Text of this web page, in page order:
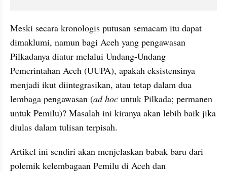
Meski secara kronologis putusan semacam itu dapat
dimaklumi, namun bagi Aceh yang pengawasan
Pilkadanya diatur melalui Undang-Undang
Pemerintahan Aceh (UUPA), apakah eksistensinya
menjadi ikut diintegrasikan, atau tetap dalam dua
lembaga pengawasan (ad hoc untuk Pilkada; permanen
untuk Pemilu)? Masalah ini kiranya akan lebih baik jika
diulas dalam tulisan terpisah.
Artikel ini sendiri akan menjelaskan babak baru dari
polemik kelembagaan Pemilu di Aceh dan